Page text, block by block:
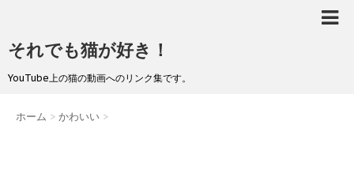
それでも猫が好き！
YouTube上の猫の動画へのリンク集です。
ホーム > かわいい >